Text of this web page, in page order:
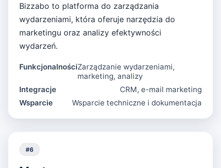
Bizzabo to platforma do zarządzania
wydarzeniami, która oferuje narzędzia do
marketingu oraz analizy efektywności
wydarzeń.
FunkcjonalnościZarządzanie wydarzeniami,
marketing, analizy
Integracje
CRM, e-mail marketing
Wsparcie
Wsparcie techniczne i dokumentacja
#6